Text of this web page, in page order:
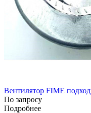
Вентилятор FIME
По запросу
Подробнее